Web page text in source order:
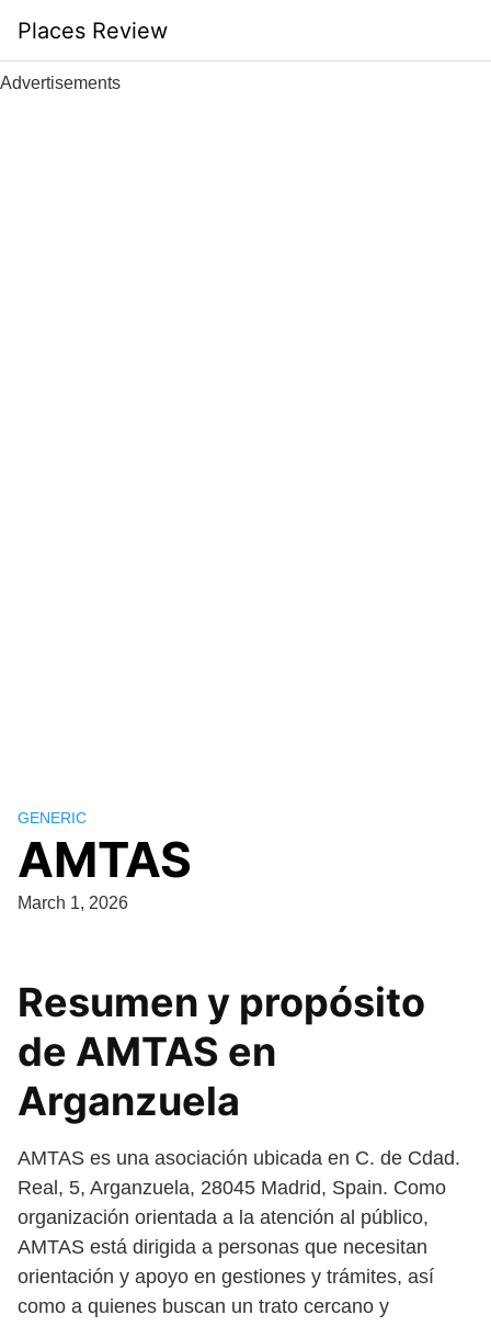
content
Places Review
Advertisements
GENERIC
AMTAS
March 1, 2026
Resumen y propósito
de AMTAS en
Arganzuela
AMTAS es una asociación ubicada en C. de Cdad.
Real, 5, Arganzuela, 28045 Madrid, Spain. Como
organización orientada a la atención al público,
AMTAS está dirigida a personas que necesitan
orientación y apoyo en gestiones y trámites, así
como a quienes buscan un trato cercano y